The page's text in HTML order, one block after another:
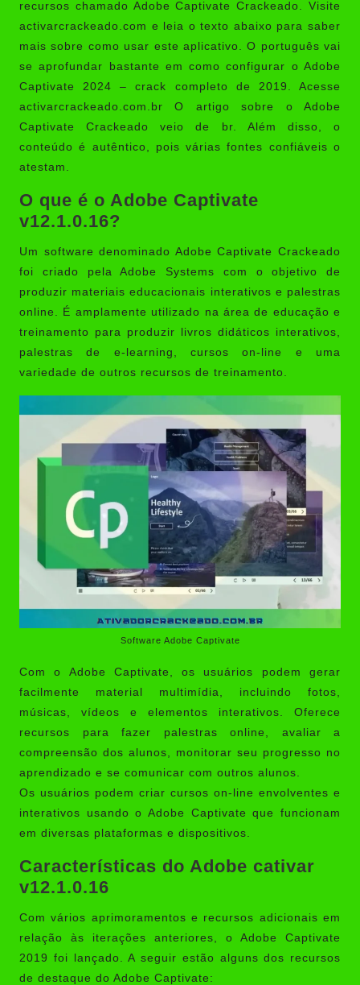
recursos chamado Adobe Captivate Crackeado . Visite
activarcrackeado.com e leia o texto abaixo para saber
mais sobre como usar este aplicativo. O português vai
se aprofundar bastante em como configurar o Adobe
Captivate 2024 – crack completo de 2019. Acesse
activarcrackeado.com.br O artigo sobre o Adobe
Captivate Crackeado veio de br. Além disso, o
conteúdo é autêntico, pois várias fontes confiáveis ​​o
atestam.
O que é o Adobe Captivate
v12.1.0.16?
Um software denominado Adobe Captivate Crackeado
foi criado pela Adobe Systems com o objetivo de
produzir materiais educacionais interativos e palestras
online. É amplamente utilizado na área de educação e
treinamento para produzir livros didáticos interativos,
palestras de e-learning, cursos on-line e uma
variedade de outros recursos de treinamento.
Software Adobe Captivate
Com o Adobe Captivate, os usuários podem gerar
facilmente material multimídia, incluindo fotos,
músicas, vídeos e elementos interativos. Oferece
recursos para fazer palestras online, avaliar a
compreensão dos alunos, monitorar seu progresso no
aprendizado e se comunicar com outros alunos.
Os usuários podem criar cursos on-line envolventes e
interativos usando o Adobe Captivate que funcionam
em diversas plataformas e dispositivos.
Características do Adobe cativar
v12.1.0.16
Com vários aprimoramentos e recursos adicionais em
relação às iterações anteriores, o Adobe Captivate
2019 foi lançado. A seguir estão alguns dos recursos
de destaque do Adobe Captivate: